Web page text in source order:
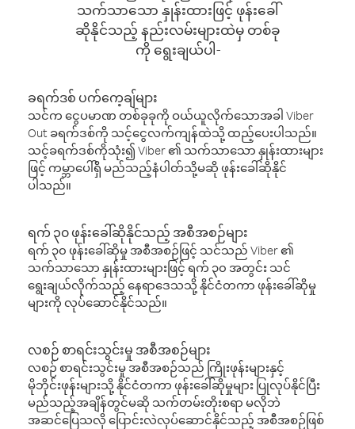
သက်သာသော နှုန်းထားဖြင့် ဖုန်းခေါ်
ဆိုနိုင်သည့် နည်းလမ်းများထဲမှ တစ်ခု
ကို ရွေးချယ်ပါ-
ခရက်ဒစ် ပက်ကေ့ချ်များ
သင်က ငွေပမာဏ တစ်ခုခုကို ဝယ်ယူလိုက်သောအခါ Viber
Out ခရက်ဒစ်ကို သင့်ငွေလက်ကျန်ထဲသို့ ထည့်ပေးပါသည်။
သင့်ခရက်ဒစ်ကိုသုံး၍ Viber ၏ သက်သာသော နှုန်းထားများ
ဖြင့် ကမ္ဘာပေါ်ရှိ မည်သည့်နံပါတ်သို့မဆို ဖုန်းခေါ်ဆိုနိုင်
ပါသည်။
ရက် ၃၀ ဖုန်းခေါ်ဆိုနိုင်သည့် အစီအစဉ်များ
ရက် ၃၀ ဖုန်းခေါ်ဆိုမှု အစီအစဉ်ဖြင့် သင်သည် Viber ၏
သက်သာသော နှုန်းထားများဖြင့် ရက် ၃၀ အတွင်း သင်
ရွေးချယ်လိုက်သည့် နေရာဒေသသို့ နိုင်ငံတကာ ဖုန်းခေါ်ဆိုမှု
များကို လုပ်ဆောင်နိုင်သည်။
လစဉ် စာရင်းသွင်းမှု အစီအစဉ်များ
လစဉ် စာရင်းသွင်းမှု အစီအစဉ်သည် ကြိုးဖုန်းများနှင့်
မိုဘိုင်းဖုန်းများသို့ နိုင်ငံတကာ ဖုန်းခေါ်ဆိုမှုများ ပြုလုပ်နိုင်ပြီး
မည်သည့်အချိန်တွင်မဆို သက်တမ်းတိုးစရာ မလိုဘဲ
အဆင်ပြေသလို ပြောင်းလဲလုပ်ဆောင်နိုင်သည့် အစီအစဉ်ဖြစ်